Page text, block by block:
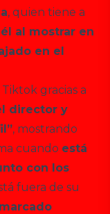
, quien tiene a
al mostrar en
en el
gracias a
director y
, mostrando
cuando está
con los
fuera de su
marcado